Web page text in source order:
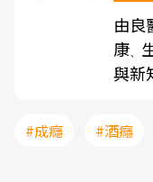
由良
康、
與新
#成癮 #酒癮